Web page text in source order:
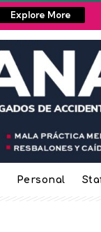
Explore More
Personal